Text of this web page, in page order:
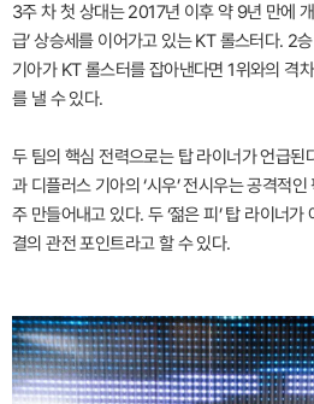
3주 차 첫 상대는 2017년 이후 약 9년 만에
급’ 상승세를 이어가고 있는 KT 롤스터다. 2
기아가 KT 롤스터를 잡아낸다면 1위와의 격
를 낼 수 있다.
두 팀의 핵심 전력으로는 탑 라이너가 언급된
과 디플러스 기아의 ‘시우’ 전시우는 공격적
주 만들어내고 있다. 두 ‘젊은 피’ 탑 라이너
결의 관전 포인트라고 할 수 있다.